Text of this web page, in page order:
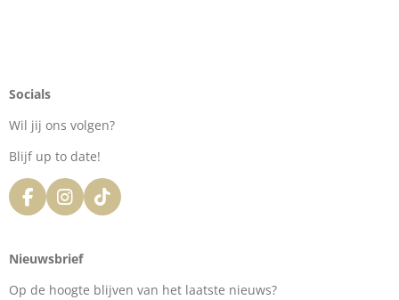
Socials
Wil jij ons volgen?
Blijf up to date!
F
a
e
o
I
n
t
g
T
i
k
Nieuwsbrief
Op de hoogte blijven van het laatste nieuws?